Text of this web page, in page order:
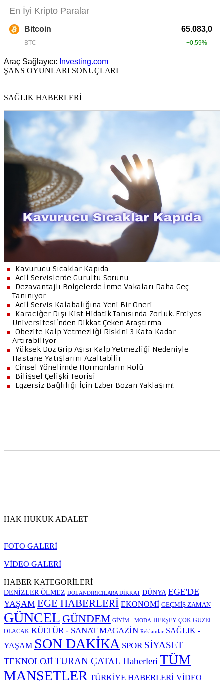
Araç Sağlayıcı: Investing.com
ŞANS OYUNLARI SONUÇLARI
SAĞLIK HABERLERİ
HAK HUKUK ADALET
FOTO GALERİ
VİDEO GALERİ
HABER KATEGORİLERİ
DENİZLER ÖLMEZ DOLANDIRICILARA DİKKAT DÜNYA EGE'DE
YAŞAM EGE HABERLERİ EKONOMİ GEÇMİŞ ZAMAN
GÜNCEL GÜNDEM GİYİM - MODA HERŞEY ÇOK GÜZEL
OLACAK KÜLTÜR - SANAT MAGAZİN Reklamlar SAĞLIK -
YAŞAM SON DAKİKA SPOR SİYASET
TEKNOLOJİ TURAN ÇATAL Haberleri TÜM
MANŞETLER TÜRKİYE HABERLERİ VİDEO